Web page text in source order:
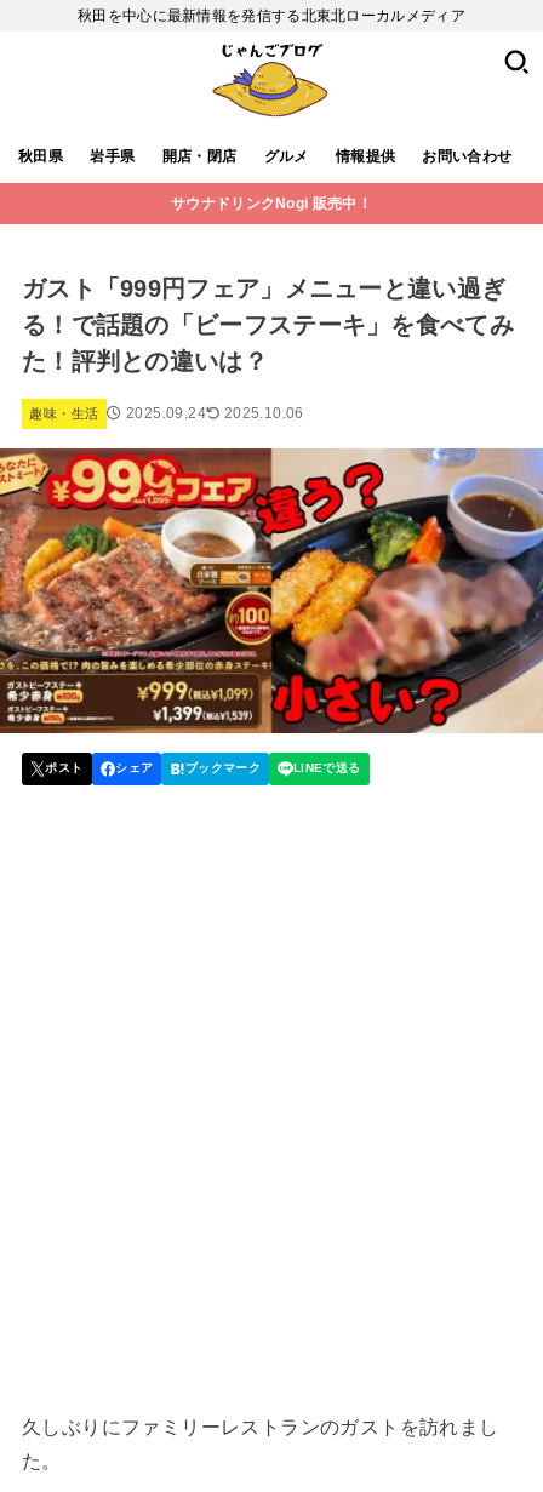
秋田を中心に最新情報を発信する北東北ローカルメディア
秋田県 岩手県 開店・閉店 グルメ 情報提供 お問い合わせ
サウナドリンクNogi 販売中！
ガスト「999円フェア」メニューと違い過ぎ
る！で話題の「ビーフステーキ」を食べてみ
た！評判との違いは？
趣味・生活 2025.09.24 2025.10.06
久しぶりにファミリーレストランのガストを訪れまし
た。